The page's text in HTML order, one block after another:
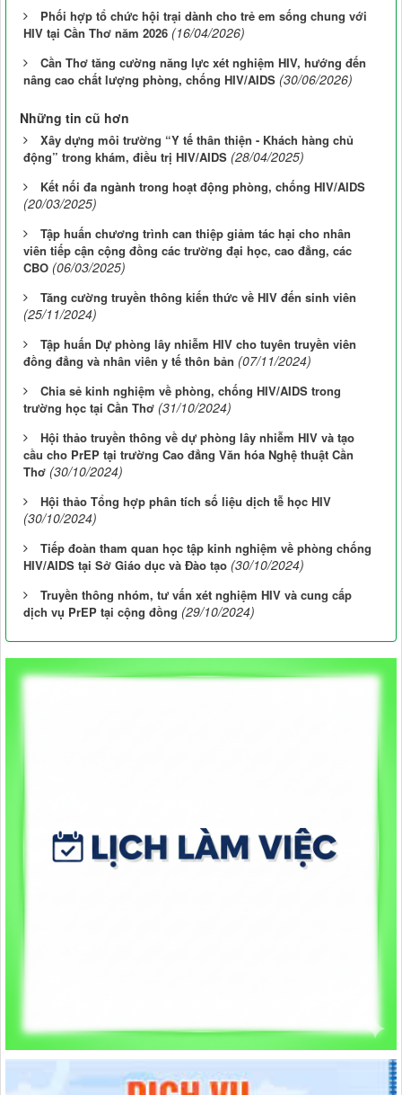
Phối hợp tổ chức hội trại dành cho trẻ em sống chung với
HIV tại Cần Thơ năm 2026 (16/04/2026)
Cần Thơ tăng cường năng lực xét nghiệm HIV, hướng đến
nâng cao chất lượng phòng, chống HIV/AIDS (30/06/2026)
Những tin cũ hơn
Xây dựng môi trường “Y tế thân thiện - Khách hàng chủ
động” trong khám, điều trị HIV/AIDS (28/04/2025)
Kết nối đa ngành trong hoạt động phòng, chống HIV/AIDS
(20/03/2025)
Tập huấn chương trình can thiệp giảm tác hại cho nhân
viên tiếp cận cộng đồng các trường đại học, cao đẳng, các
CBO (06/03/2025)
Tăng cường truyền thông kiến thức về HIV đến sinh viên
(25/11/2024)
Tập huấn Dự phòng lây nhiễm HIV cho tuyên truyền viên
đồng đẳng và nhân viên y tế thôn bản (07/11/2024)
Chia sẻ kinh nghiệm về phòng, chống HIV/AIDS trong
trường học tại Cần Thơ (31/10/2024)
Hội thảo truyền thông về dự phòng lây nhiễm HIV và tạo
cầu cho PrEP tại trường Cao đẳng Văn hóa Nghệ thuật Cần
Thơ (30/10/2024)
Hội thảo Tổng hợp phân tích số liệu dịch tễ học HIV
(30/10/2024)
Tiếp đoàn tham quan học tập kinh nghiệm về phòng chống
HIV/AIDS tại Sở Giáo dục và Đào tạo (30/10/2024)
Truyền thông nhóm, tư vấn xét nghiệm HIV và cung cấp
dịch vụ PrEP tại cộng đồng (29/10/2024)